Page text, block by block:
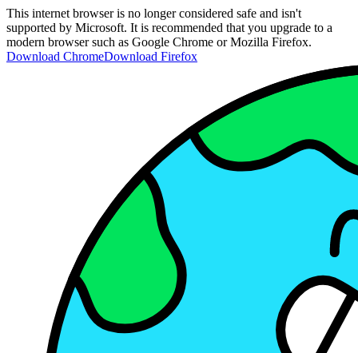
This internet browser is no longer considered safe and isn't
supported by Microsoft. It is recommended that you upgrade to a
modern browser such as Google Chrome or Mozilla Firefox.
Download ChromeDownload Firefox